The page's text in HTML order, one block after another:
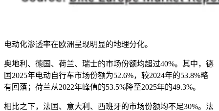
电动化渗透率在欧洲呈现明显的地理分化。
奥地利、德国、荷兰、瑞士的市场份额均超过40%。其中，德
国2025年电动自行车市场份额为52.6%，较2024年的53.8%略
有回落；荷兰从2022年峰值的53.5%降至2025年的49.3%。
相比之下，法国、意大利、西班牙的市场份额均不足30%。法